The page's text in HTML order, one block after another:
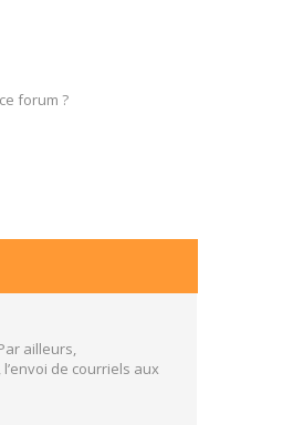
forum ?
ailleurs,
de courriels aux